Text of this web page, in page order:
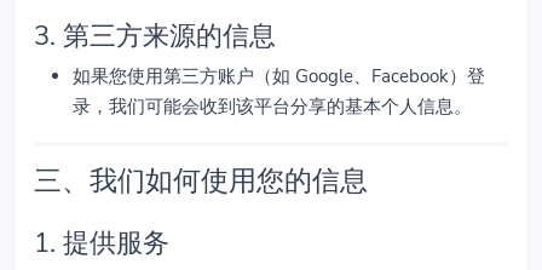
3. 第三方来源的信息
如果您使用第三方账户（如 Google、Facebook）登
录，我们可能会收到该平台分享的基本个人信息。
三、我们如何使用您的信息
1. 提供服务